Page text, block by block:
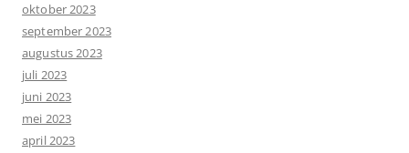
oktober 2023
september 2023
augustus 2023
juli 2023
juni 2023
mei 2023
april 2023